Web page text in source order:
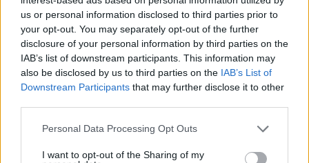
us or personal information disclosed to third parties prior to
your opt-out. You may separately opt-out of the further
disclosure of your personal information by third parties on the
IAB’s list of downstream participants. This information may
also be disclosed by us to third parties on the IAB’s List of
Downstream Participants that may further disclose it to other
Please note that this website/app uses one or more Google
not limited to your visit or usage behaviour. You may click to
Personal Data Processing Opt Outs
I want to opt-out of the Sharing of my